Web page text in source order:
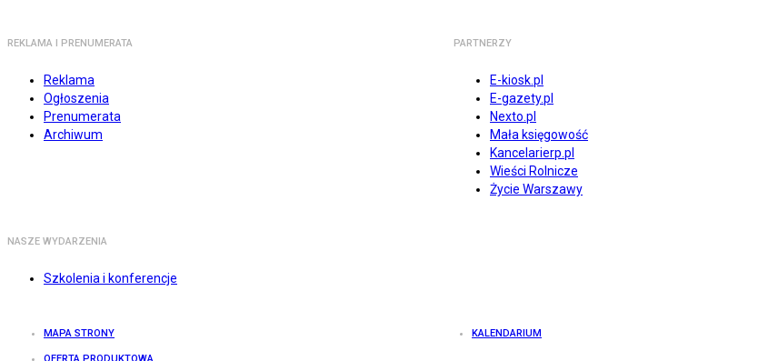
REKLAMA I PRENUMERATA
Reklama
Ogłoszenia
Prenumerata
Archiwum
PARTNERZY
E-kiosk.pl
E-gazety.pl
Nexto.pl
Mała księgowość
Kancelarierp.pl
Wieści Rolnicze
Życie Warszawy
NASZE WYDARZENIA
Szkolenia i konferencje
MAPA STRONY KALENDARIUM